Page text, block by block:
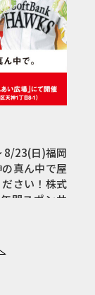
8/23(日)福岡
真ん中で屋
さい！株式
間スポンサ
。